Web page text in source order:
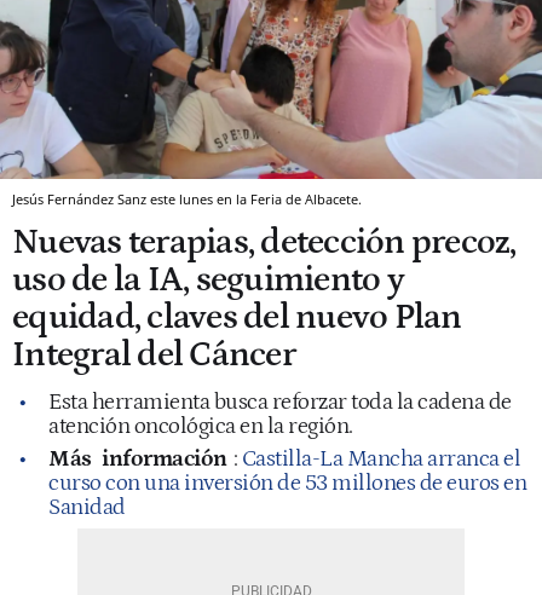
Jesús Fernández Sanz este lunes en la Feria de Albacete.
Nuevas terapias, detección precoz,
uso de la IA, seguimiento y
equidad, claves del nuevo Plan
Integral del Cáncer
Esta herramienta busca reforzar toda la cadena de
atención oncológica en la región.
Más información : Castilla-La Mancha arranca el
curso con una inversión de 53 millones de euros en
Sanidad